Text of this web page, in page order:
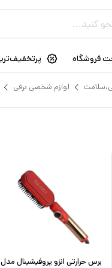
فروشگاه
لوازم شخصی برقی
برس حرارتی انزو پروفیشینال مدل